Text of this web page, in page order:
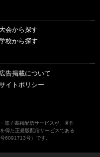
大会から探す
校から探す
広告掲載について
イトポリシー
電子書籍配信サービスが、著作
得た正規版配信サービスである
6091713号）です。